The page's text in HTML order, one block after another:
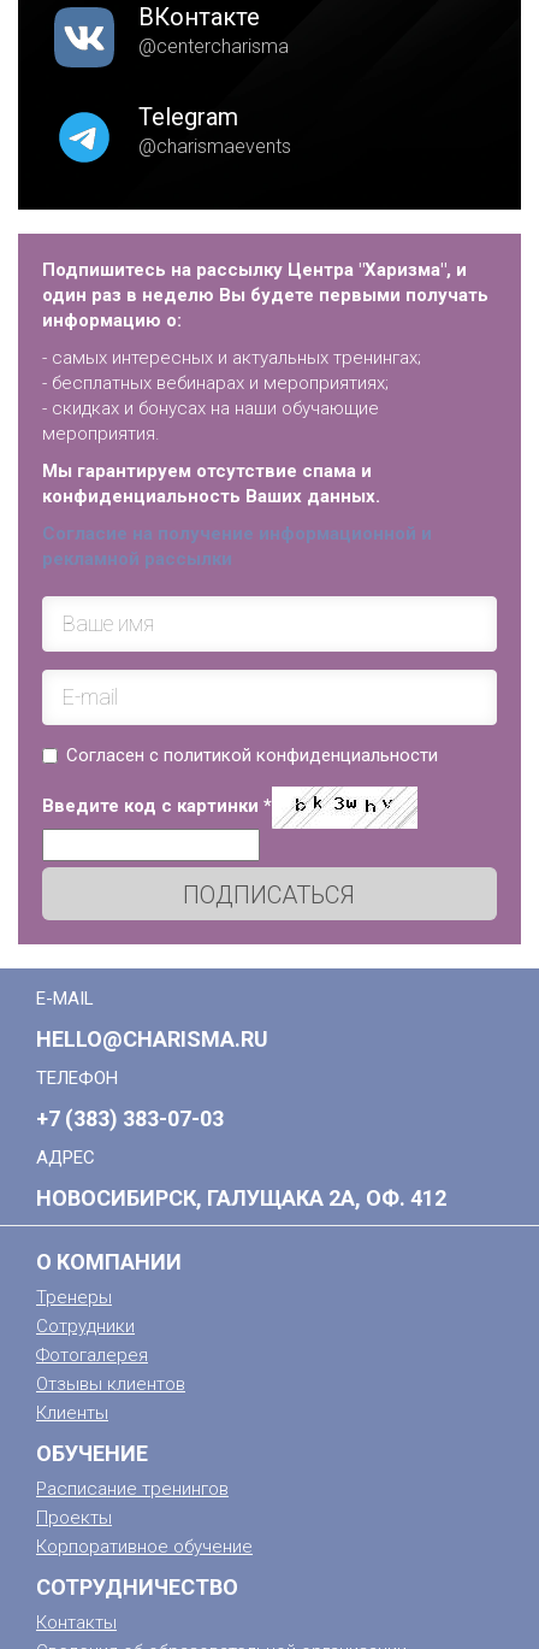
ВКонтакте
@centercharisma
Telegram
@charismaevents
Подпишитесь на рассылку Центра "Харизма", и
один раз в неделю Вы будете первыми получать
информацию о:
- самых интересных и актуальных тренингах;
- бесплатных вебинарах и мероприятиях;
- скидках и бонусах на наши обучающие
мероприятия.
Мы гарантируем отсутствие спама и
конфиденциальность Ваших данных.
Согласие на получение информационной и
рекламной рассылки
Согласен с политикой конфиденциальности
Введите код с картинки *
ПОДПИСАТЬСЯ
E-MAIL
HELLO@CHARISMA.RU
ТЕЛЕФОН
+7 (383) 383-07-03
АДРЕС
НОВОСИБИРСК, ГАЛУЩАКА 2А, ОФ. 412
О КОМПАНИИ
Тренеры
Сотрудники
Фотогалерея
Отзывы клиентов
Клиенты
ОБУЧЕНИЕ
Расписание тренингов
Проекты
Корпоративное обучение
СОТРУДНИЧЕСТВО
Контакты